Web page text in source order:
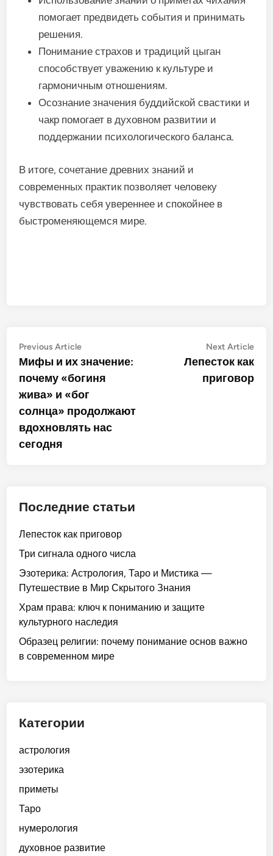
помогает предвидеть события и принимать
решения.
Понимание страхов и традиций цыган
способствует уважению к культуре и
гармоничным отношениям.
Осознание значения буддийской свастики и
чакр помогает в духовном развитии и
поддержании психологического баланса.
В итоге, сочетание древних знаний и
современных практик позволяет человеку
чувствовать себя увереннее и спокойнее в
быстроменяющемся мире.
Post
navigation
Previous ArticlePrevious
article:
Мифы и их значение:
почему «богиня
жива» и «бог
солнца» продолжают
вдохновлять нас
сегодня
Next Article
Лепесток как
приговор
Последние статьи
Лепесток как приговор
Три сигнала одного числа
Эзотерика: Астрология, Таро и Мистика —
Путешествие в Мир Скрытого Знания
Храм права: ключ к пониманию и защите
культурного наследия
Образец религии: почему понимание основ важно
в современном мире
Категории
астрология
эзотерика
приметы
Таро
нумерология
духовное развитие